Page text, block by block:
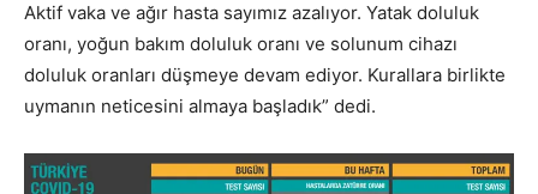
Aktif vaka ve ağır hasta sayımız azalıyor. Yatak doluluk
oranı, yoğun bakım doluluk oranı ve solunum cihazı
doluluk oranları düşmeye devam ediyor. Kurallara birlikte
uymanın neticesini almaya başladık” dedi.